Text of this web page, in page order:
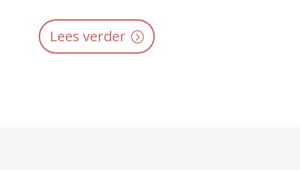
Lees verder